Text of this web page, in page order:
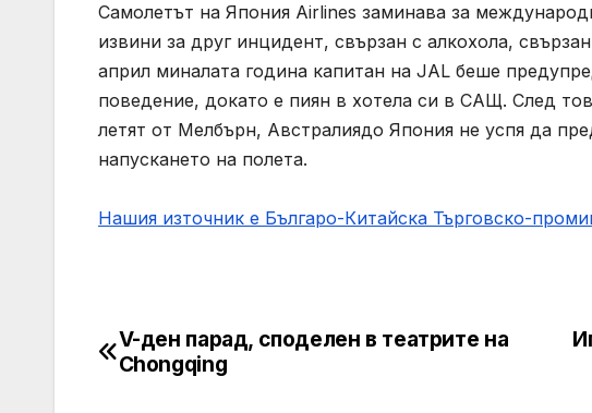
Самолетът на Япония Airlines заминава за
извини за друг инцидент, свързан с алкохола,
април миналата година капитан на JAL беше
поведение, докато е пиян в хотела си в САЩ. След
летят от Мелбърн, Австралиядо Япония не успя да
напускането на полета.
Нашия източник е Българо-Китайска Търговско-
Post
V-ден парад, споделен в театрите на
Chongqing